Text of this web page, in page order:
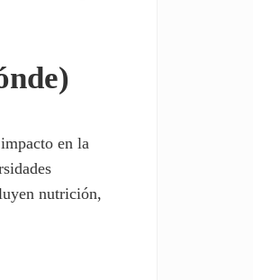
en la
nutrición,